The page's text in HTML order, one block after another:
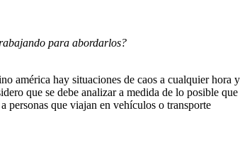
para abordarlos?
américa hay situaciones de caos a cualquier hora y
que se debe analizar a medida de lo posible que
personas que viajan en vehículos o transporte